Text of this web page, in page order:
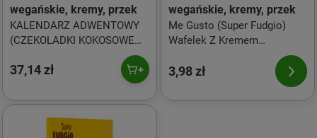
wegańskie, kremy, przek
KALENDARZ ADWENTOWY
(CZEKOLADKI KOKOSOWE
BEZGLUTENOWE) BIO 100 g -
ME GUSTO (SUPER FUDGIO)
(PRODUKT SEZONOWY)
37,14 zł
wegańskie, kremy, przek
Me Gusto (Super Fudgio)
Wafelek Z Kremem
Arachidowym I Solą Bez
Dodatku Cukru Bio 30g
3,98 zł